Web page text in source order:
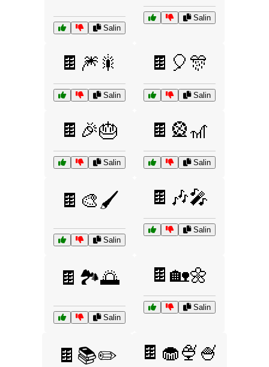
Salin
Salin
🍫🎆🎇
Salin
🍫🎈🎊
Salin
🍫🎉🎂
Salin
🍫🎡🎢
Salin
🍫🎨🖌️
Salin
🍫🎶🎤
Salin
🍫🏞️🌅
Salin
🍫🏡🌼
Salin
🍫📚✏️ 🍫🧁🍨🍧